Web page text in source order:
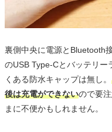
裏側中央に電源とBluetooth
のUSB Type-Cとバッテリー
くある防水キャップは無し。
後は充電ができないので要
まに不便かもしれません。